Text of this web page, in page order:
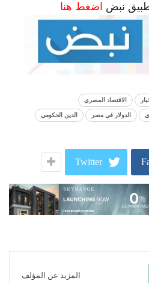
نبض اضغط هنا
الاقتصاد المصري
الدولار في مصر الدين الحكومي
Twitter
المزيد عن المؤلف